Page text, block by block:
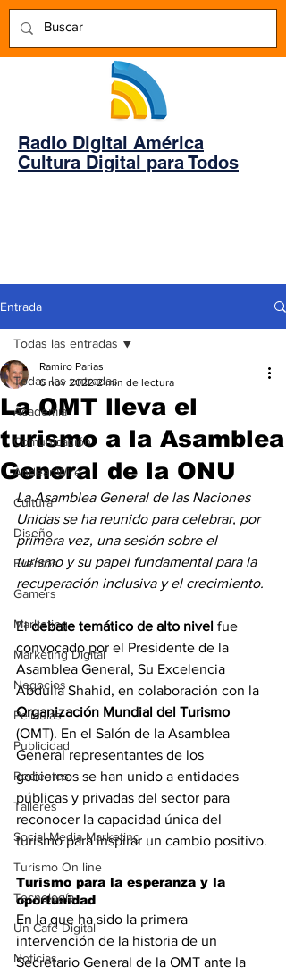
Radio Digital América
Cultura Digital para Todos
Entrada
Todas las entradas
Academia
Comunicación
AndeanWire
Cultura
Diseño
Eventos
Gamers
Marketing
Marketing Digital
Negocios
Películas
Publicidad
Recientes
Talleres
Social Media Marketing
Turismo On line
Tecnología
Un Café Digital
Noticias
Todas las entradas
La OMT lleva el
turismo a la Asamblea
General de la ONU
Ramiro Parias
6 nov 2022 2 min de lectura
La Asamblea General de las Naciones
Unidas se ha reunido para celebrar, por
primera vez, una sesión sobre el
turismo y su papel fundamental para la
recuperación inclusiva y el crecimiento.
El debate temático de alto nivel fue
convocado por el Presidente de la
Asamblea General, Su Excelencia
Abdulla Shahid, en colaboración con la
Organización Mundial del Turismo
(OMT). En el Salón de la Asamblea
General representantes de los
gobiernos se han unido a entidades
públicas y privadas del sector para
reconocer la capacidad única del
turismo para inspirar un cambio positivo.
Turismo para la esperanza y la
oportunidad
En la que ha sido la primera
intervención de la historia de un
Secretario General de la OMT ante la